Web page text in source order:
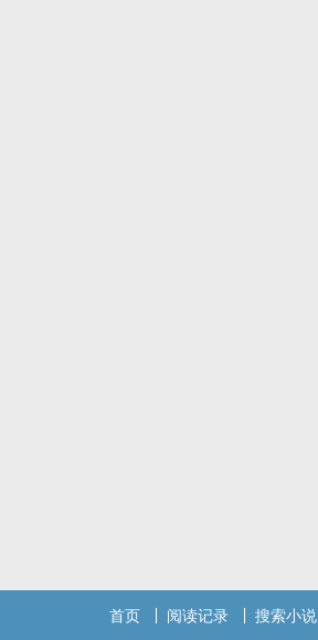
首页 阅读记录 搜索小说